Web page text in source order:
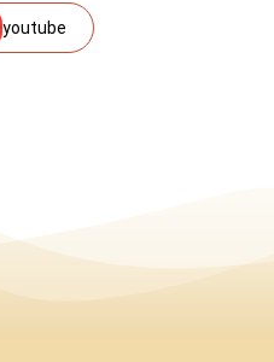
youtube